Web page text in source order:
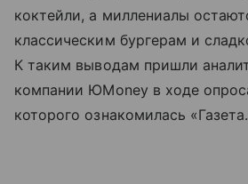
коктейли, а миллениалы
классическим бургерам и
К таким выводам пришли
компании ЮMoney в ходе
которого ознакомилась